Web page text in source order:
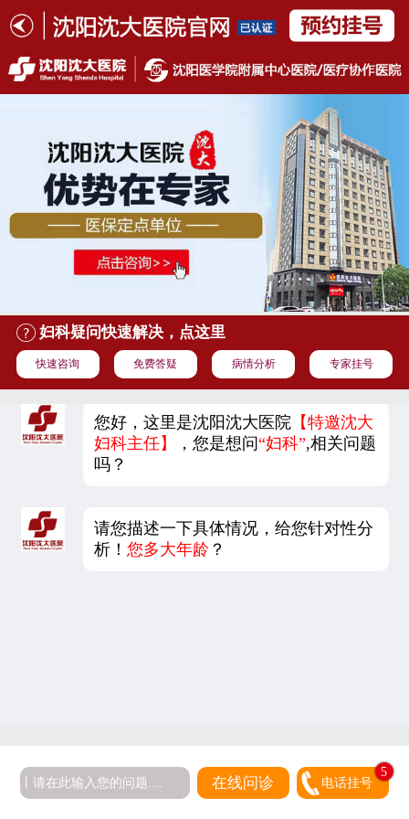
妇科疑问快速解决，点这里
快速咨询 免费答疑 病情分析 专家挂号
您好，这里是沈阳沈大医院 【特邀沈大
妇科主任】
，您是想问“妇科”,相关问题
吗？
请您描述一下具体情况，给您针对性分
析！您多大年龄 ？
在线问诊 电话挂号
5